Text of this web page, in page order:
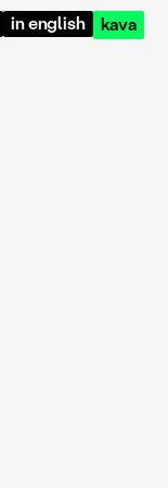
in english kava